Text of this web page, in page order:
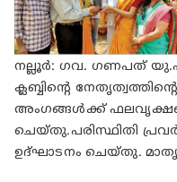
നല്ലൂർ: ഗവ. ഗണപത്
ക്ലബ്ബിന്റെ
അംഗങ്ങൾക്ക്
ചെയ്തു.പരിസ്ഥിതി
ഉദ്ഘാടനം ചെയ്തു. മാതൃ